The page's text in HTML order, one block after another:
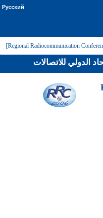
Русский
الدولي للاتصالات